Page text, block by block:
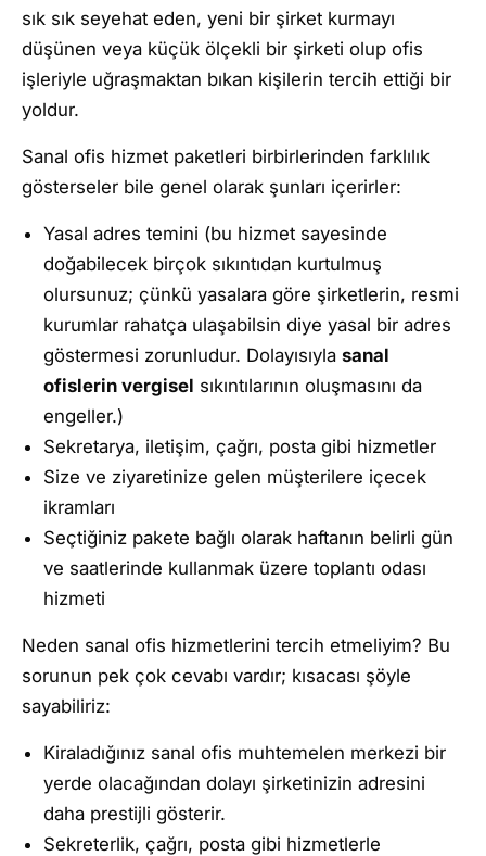
sık sık seyehat eden, yeni bir şirket kurmayı
düşünen veya küçük ölçekli bir şirketi olup ofis
işleriyle uğraşmaktan bıkan kişilerin tercih ettiği bir
yoldur.
Sanal ofis hizmet paketleri birbirlerinden farklılık
gösterseler bile genel olarak şunları içerirler:
Yasal adres temini (bu hizmet sayesinde
doğabilecek birçok sıkıntıdan kurtulmuş
olursunuz; çünkü yasalara göre şirketlerin, resmi
kurumlar rahatça ulaşabilsin diye yasal bir adres
göstermesi zorunludur. Dolayısıyla sanal
ofislerin vergisel sıkıntılarının oluşmasını da
engeller.)
Sekretarya, iletişim, çağrı, posta gibi hizmetler
Size ve ziyaretinize gelen müşterilere içecek
ikramları
Seçtiğiniz pakete bağlı olarak haftanın belirli gün
ve saatlerinde kullanmak üzere toplantı odası
hizmeti
Neden sanal ofis hizmetlerini tercih etmeliyim? Bu
sorunun pek çok cevabı vardır; kısacası şöyle
sayabiliriz:
Kiraladığınız sanal ofis muhtemelen merkezi bir
yerde olacağından dolayı şirketinizin adresini
daha prestijli gösterir.
Sekreterlik, çağrı, posta gibi hizmetlerle